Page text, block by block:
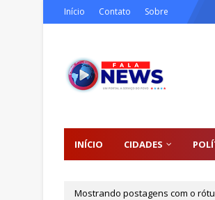
Início Contato Sobre
INÍCIO CIDADES
Mostrando postagens com o